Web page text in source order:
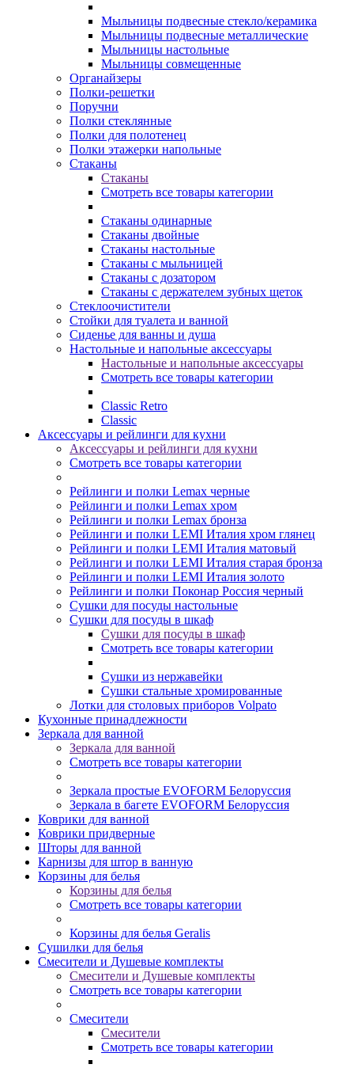
Мыльницы подвесные стекло/керамика
Мыльницы подвесные металлические
Мыльницы настольные
Мыльницы совмещенные
Органайзеры
Полки-решетки
Поручни
Полки стеклянные
Полки для полотенец
Полки этажерки напольные
Стаканы
Стаканы
Смотреть все товары категории
Стаканы одинарные
Стаканы двойные
Стаканы настольные
Стаканы с мыльницей
Стаканы с дозатором
Стаканы с держателем зубных щеток
Стеклоочистители
Стойки для туалета и ванной
Сиденье для ванны и душа
Настольные и напольные аксессуары
Настольные и напольные аксессуары
Смотреть все товары категории
Classic Retro
Classic
Аксессуары и рейлинги для кухни
Аксессуары и рейлинги для кухни
Смотреть все товары категории
Рейлинги и полки Lemax черные
Рейлинги и полки Lemax хром
Рейлинги и полки Lemax бронза
Рейлинги и полки LEMI Италия хром глянец
Рейлинги и полки LEMI Италия матовый
Рейлинги и полки LEMI Италия старая бронза
Рейлинги и полки LEMI Италия золото
Рейлинги и полки Поконар Россия черный
Сушки для посуды настольные
Сушки для посуды в шкаф
Сушки для посуды в шкаф
Смотреть все товары категории
Сушки из нержавейки
Сушки стальные хромированные
Лотки для столовых приборов Volpato
Кухонные принадлежности
Зеркала для ванной
Зеркала для ванной
Смотреть все товары категории
Зеркала простые EVOFORM Белоруссия
Зеркала в багете EVOFORM Белоруссия
Коврики для ванной
Коврики придверные
Шторы для ванной
Карнизы для штор в ванную
Корзины для белья
Корзины для белья
Смотреть все товары категории
Корзины для белья Geralis
Сушилки для белья
Смесители и Душевые комплекты
Смесители и Душевые комплекты
Смотреть все товары категории
Смесители
Смесители
Смотреть все товары категории